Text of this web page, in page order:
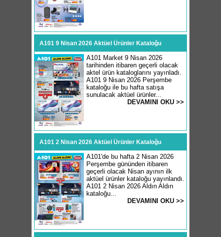
A101 9 Nisan 2026 Aktüel Ürünler Kataloğu
A101 Market 9 Nisan 2026
tarihinden itibaren geçerli olacak
aktel ürün kataloglarını yayınladı.
A101 9 Nisan 2026 Perşembe
kataloğu ile bu hafta satışa
sunulacak aktüel ürünler...
DEVAMINI OKU >>
A101 2 Nisan 2026 Aktüel Ürünler Kataloğu
A101'de bu hafta 2 Nisan 2026
Perşembe gününden itibaren
geçerli olacak Nisan ayının ilk
aktüel ürünler kataloğu yayınlandı.
A101 2 Nisan 2026 Aldın Aldın
kataloğu...
DEVAMINI OKU >>